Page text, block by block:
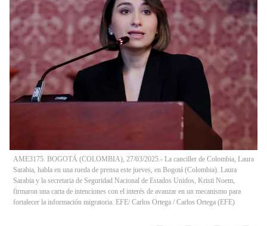
AME3175. BOGOTÁ (COLOMBIA), 27/03/2025.- La canciller de Colombia, Laura
Sarabia, habla en una rueda de prensa este jueves, en Bogotá (Colombia). Laura
Sarabia y la secretaria de Seguridad Nacional de Estados Unidos, Kristi Noem,
firmaron una carta de intenciones con el interés de avanzar en un mecanismo para
fortalecer la información migratoria. EFE/ Carlos Ortega / Carlos Ortega (EFE)